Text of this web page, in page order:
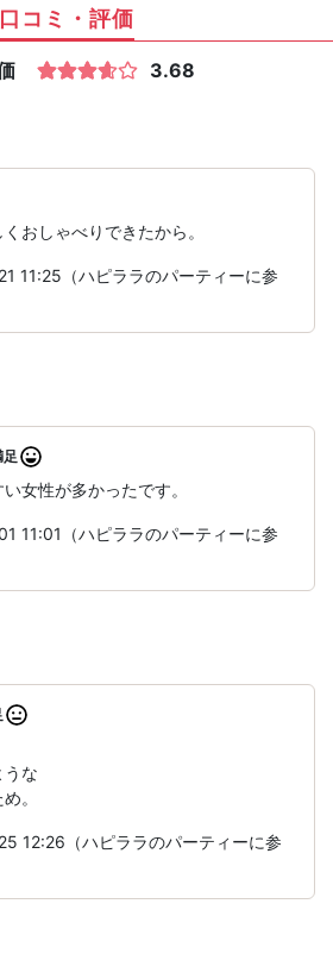
口コミ・評価
3.68
おしゃべりできたから。
11:25（ハピララのパーティーに参
足
女性が多かったです。
11:01（ハピララのパーティーに参
うな
。
12:26（ハピララのパーティーに参